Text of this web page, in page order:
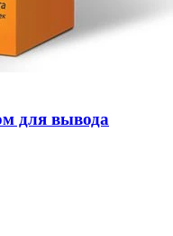
для вывода